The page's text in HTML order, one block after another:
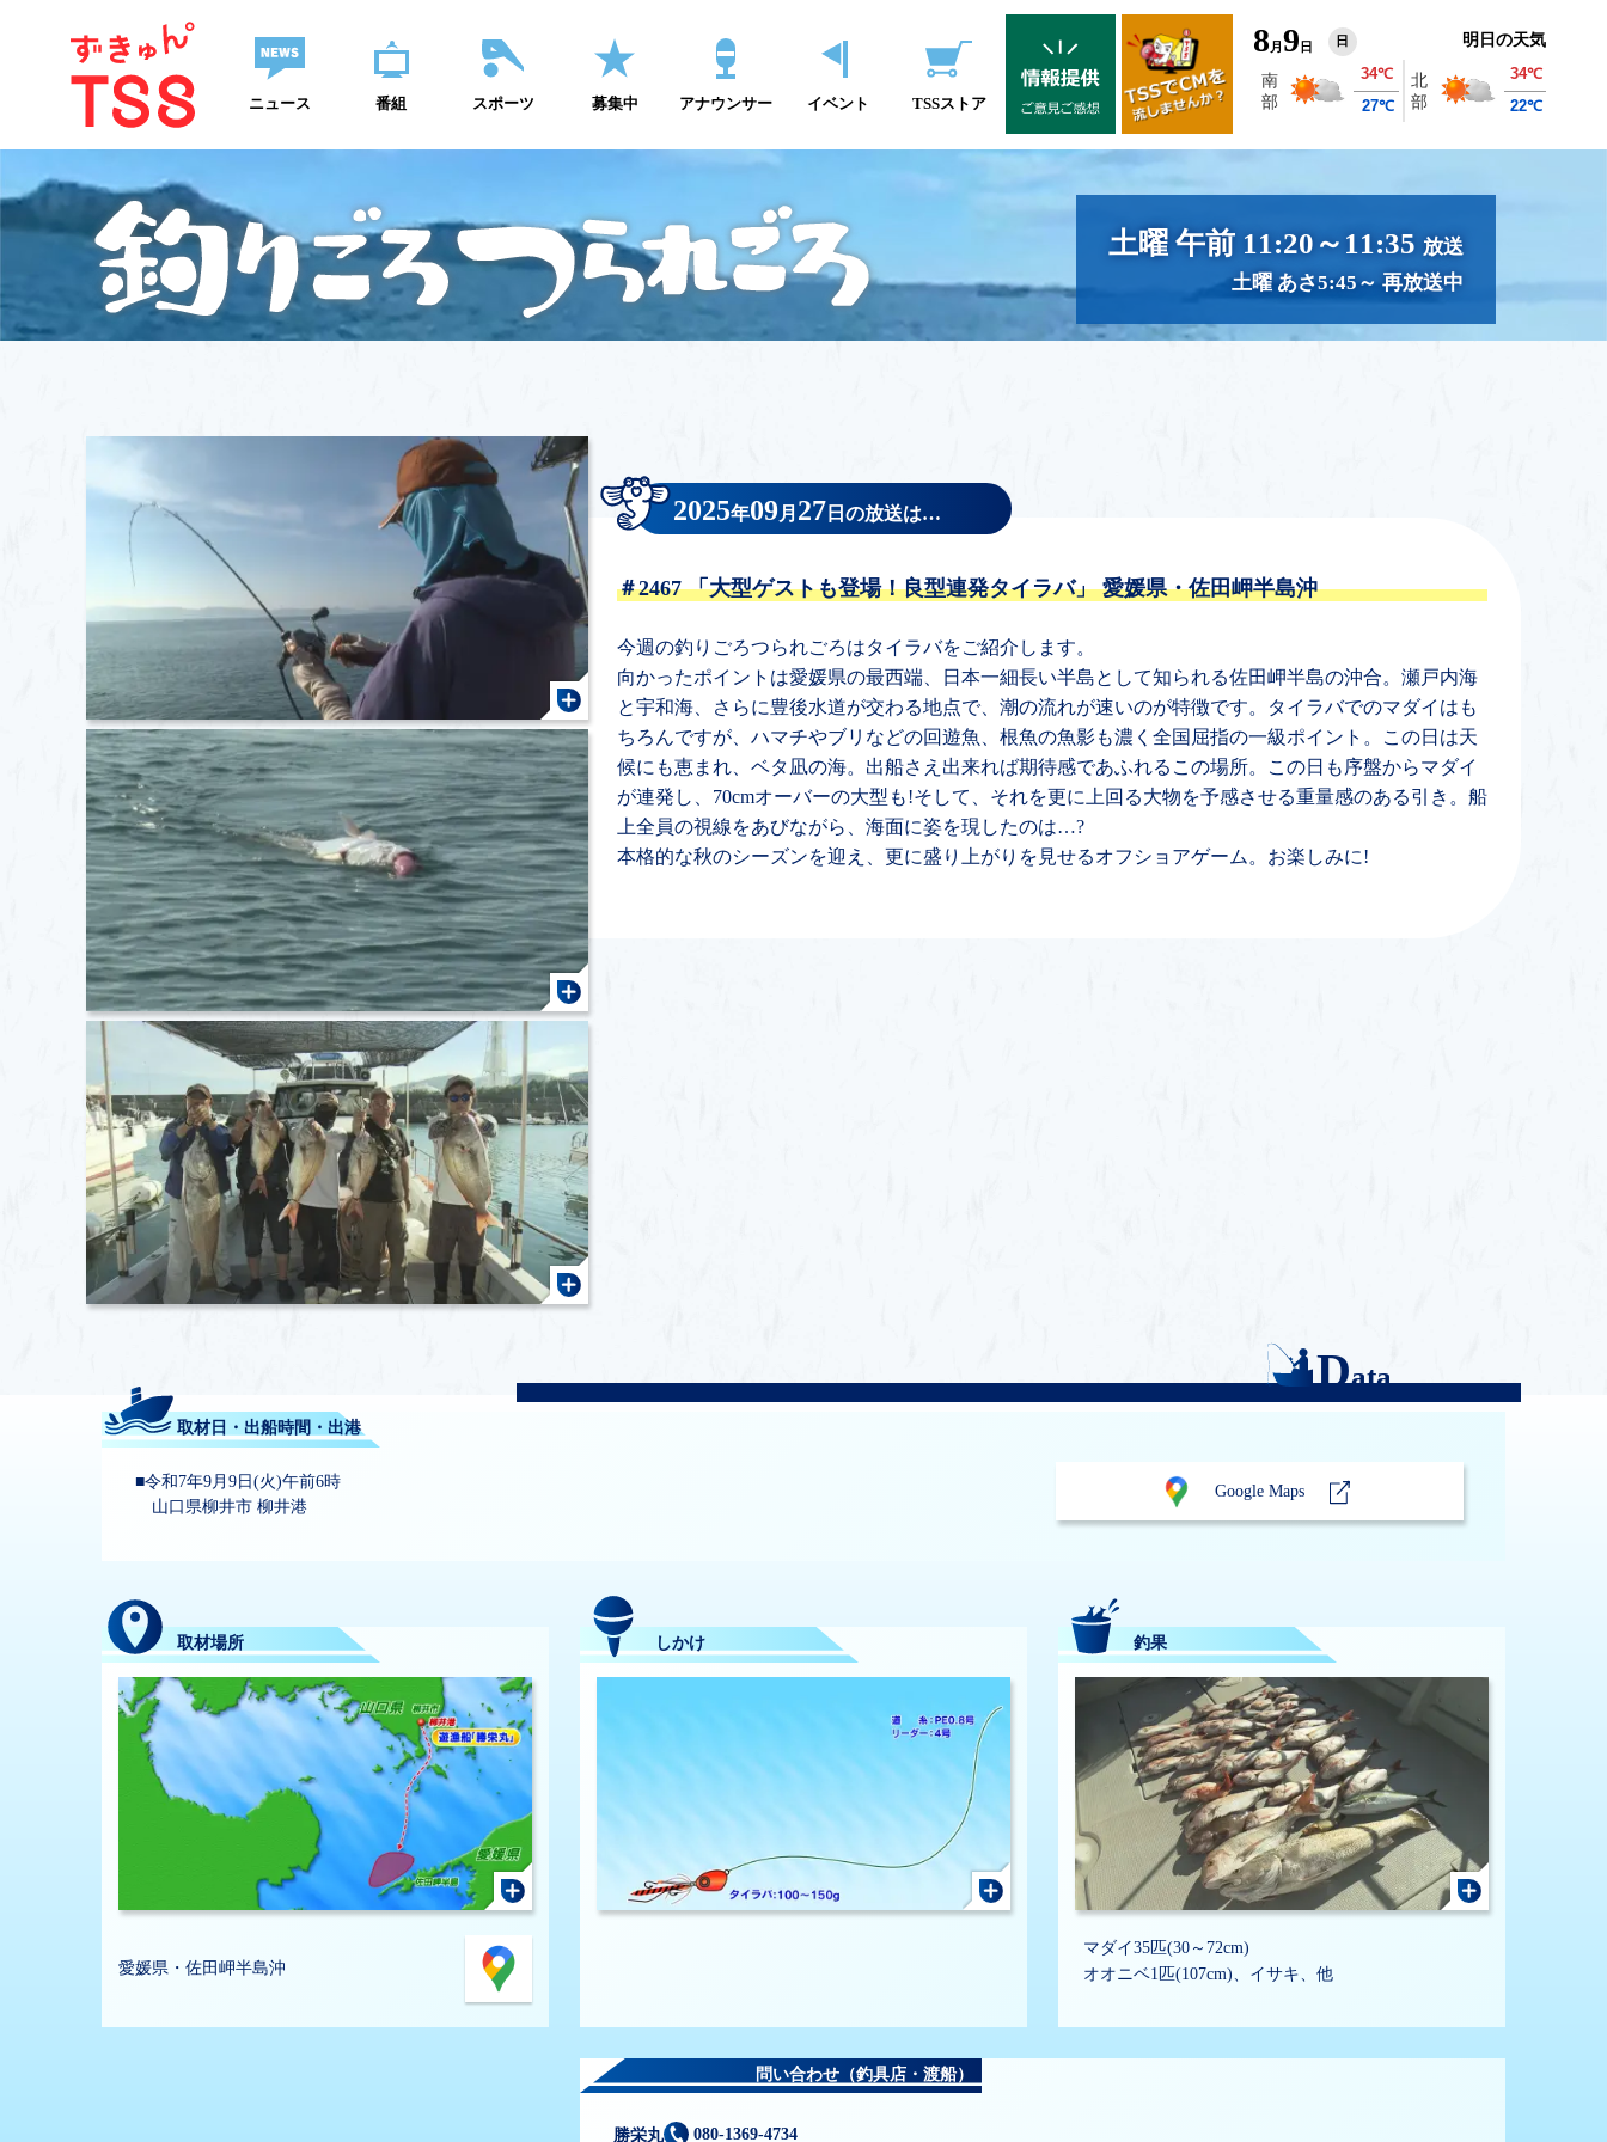
ニュース 番組 スポーツ 募集中 アナウンサー イベント TSSストア
8 月9 日 日 明日の天気
土曜 午前 11:20～11:35 放送
土曜 あさ5:45～ 再放送中
2025年09月 27 日の放送は…
＃2467「大型ゲストも登場！良型連発タイラバ」愛媛県・佐田岬半島沖
今週の釣りごろつられごろはタイラバをご紹介します。
向かったポイントは愛媛県の最西端、日本一細長い半島として知られる佐田岬半島の沖合。瀬戸内海
と宇和海、さらに豊後水道が交わる地点で、潮の流れが速いのが特徴です。タイラバでのマダイはも
ちろんですが、ハマチやブリなどの回遊魚、根魚の魚影も濃く全国屈指の一級ポイント。この日は天
候にも恵まれ、ベタ凪の海。出船さえ出来れば期待感であふれるこの場所。この日も序盤からマダイ
が連発し、70cmオーバーの大型も!そして、それを更に上回る大物を予感させる重量感のある引き。船
上全員の視線をあびながら、海面に姿を現したのは…?
本格的な秋のシーズンを迎え、更に盛り上がりを見せるオフショアゲーム。お楽しみに!
Data
取材日・出船時間・出港
令和7年9月9日(火)午前6時
山口県柳井市 柳井港
Google Maps
取材場所
愛媛県・佐田岬半島沖
しかけ 釣果
マダイ35匹(30～72cm)
オオニベ1匹(107cm)、イサキ、他
問い合わせ（釣具店・渡船）
勝栄丸 080-1369-4734